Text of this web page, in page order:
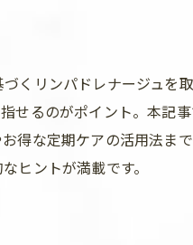
くリンパドレナージュを
せるのがポイント。本記
得な定期ケアの活用法ま
ヒントが満載です。